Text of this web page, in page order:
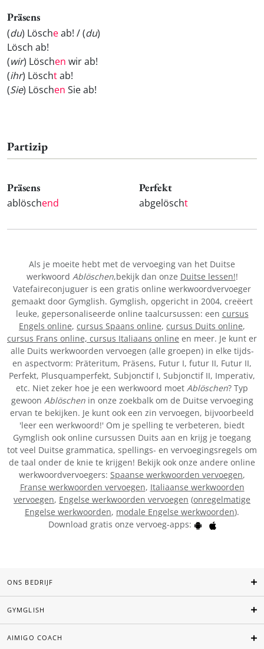
Präsens
(du) Löscheab! / (du)
Lösch ab!
(wir) Löschen wir ab!
(ihr) Löschtab!
(Sie) Löschen Sie ab!
Partizip
Präsens
ablöschend
Perfekt
abgelöscht
Als je moeite hebt met de vervoeging van het Duitse
werkwoord Ablöschen,bekijk dan onze Duitse lessen!!
Vatefaireconjuguer is een gratis online werkwoordvervoeger
gemaakt door Gymglish. Gymglish, opgericht in 2004, creëert
leuke, gepersonaliseerde online taalcursussen: een cursus
Engels online, cursus Spaans online, cursus Duits online,
cursus Frans online, cursus Italiaans online en meer. Je kunt er
alle Duits werkwoorden vervoegen (alle groepen) in elke tijds-
en aspectvorm: Präteritum, Präsens, Futur I, futur II, Futur II,
Perfekt, Plusquamperfekt, Subjonctif I, Subjonctif II, Imperativ,
etc. Niet zeker hoe je een werkwoord moet Ablöschen? Typ
gewoon Ablöschenin onze zoekbalk om de Duitse vervoeging
ervan te bekijken. Je kunt ook een zin vervoegen, bijvoorbeeld
'leer een werkwoord!' Om je spelling te verbeteren, biedt
Gymglish ook online cursussen Duits aan en krijg je toegang
tot veel Duitse grammatica, spellings- en vervoegingsregels om
de taal onder de knie te krijgen! Bekijk ook onze andere online
werkwoordvervoegers: Spaanse werkwoorden vervoegen,
Franse werkwoorden vervoegen, Italiaanse werkwoorden
vervoegen, Engelse werkwoorden vervoegen (onregelmatige
Engelse werkwoorden, modale Engelse werkwoorden).
Download gratis onze vervoeg-apps:
ONS BEDRIJF
GYMGLISH
AIMIGO COACH